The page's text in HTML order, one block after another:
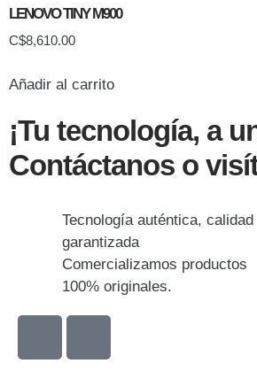
LENOVO TINY M900
C$8,610.00
Añadir al carrito
¡Tu tecnología, a
Contáctanos o
Tecnología auténtica, calidad
garantizada
Comercializamos productos
100% originales.